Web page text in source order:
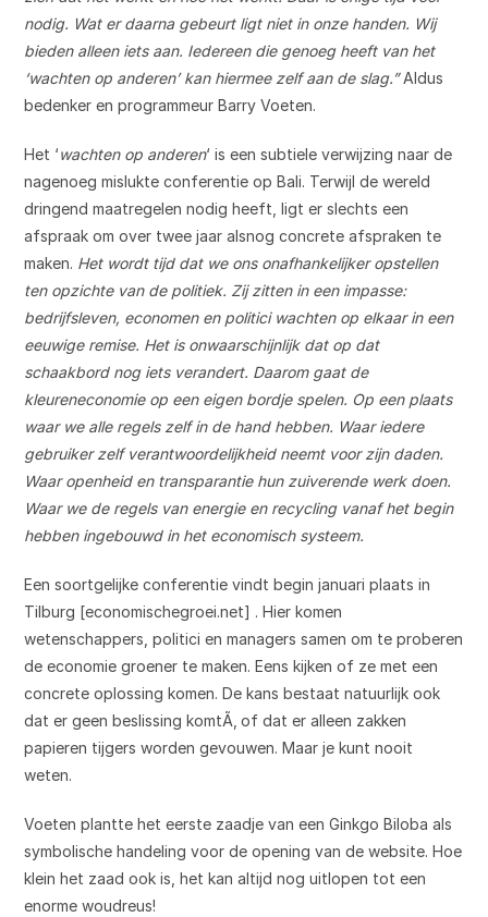
nodig. Wat er daarna gebeurt ligt niet in onze handen. Wij
bieden alleen iets aan. Iedereen die genoeg heeft van het
‘wachten op anderen’ kan hiermee zelf aan de slag.”Aldus
bedenker en programmeur Barry Voeten.
Het ‘wachten op anderen‘ is een subtiele verwijzing naar de
nagenoeg mislukte conferentie op Bali. Terwijl de wereld
dringend maatregelen nodig heeft, ligt er slechts een
afspraak om over twee jaar alsnog concrete afspraken te
maken. Het wordt tijd dat we ons onafhankelijker opstellen
ten opzichte van de politiek. Zij zitten in een impasse:
bedrijfsleven, economen en politici wachten op elkaar in een
eeuwige remise. Het is onwaarschijnlijk dat op dat
schaakbord nog iets verandert. Daarom gaat de
kleureneconomie op een eigen bordje spelen. Op een plaats
waar we alle regels zelf in de hand hebben. Waar iedere
gebruiker zelf verantwoordelijkheid neemt voor zijn daden.
Waar openheid en transparantie hun zuiverende werk doen.
Waar we de regels van energie en recycling vanaf het begin
hebben ingebouwd in het economisch systeem.
Een soortgelijke conferentie vindt begin januari plaats in
Tilburg [economischegroei.net] . Hier komen
wetenschappers, politici en managers samen om te proberen
de economie groener te maken. Eens kijken of ze met een
concrete oplossing komen. De kans bestaat natuurlijk ook
dat er geen beslissing komtÃ‚ of dat er alleen zakken
papieren tijgers worden gevouwen. Maar je kunt nooit
weten.
Voeten plantte het eerste zaadje van een Ginkgo Biloba als
symbolische handeling voor de opening van de website. Hoe
klein het zaad ook is, het kan altijd nog uitlopen tot een
enorme woudreus!